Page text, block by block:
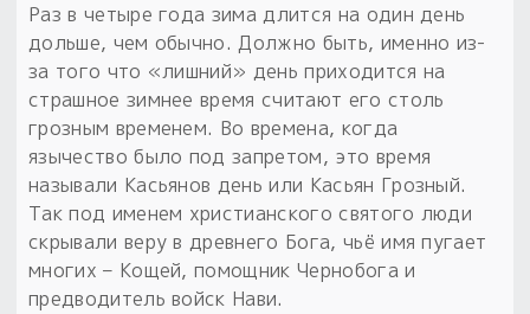
Раз в четыре года зима длится на один день
дольше, чем обычно. Должно быть, именно из-
за того что «лишний» день приходится на
страшное зимнее время считают его столь
грозным временем. Во времена, когда
язычество было под запретом, это время
называли Касьянов день или Касьян Грозный.
Так под именем христианского святого люди
скрывали веру в древнего Бога, чьё имя пугает
многих – Кощей, помощник Чернобога и
предводитель войск Нави.